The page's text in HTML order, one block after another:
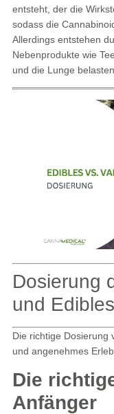
entsteht, der die
sodass die
Allerdings entstehen
Nebenprodukte wie
und die Lunge
Dosierung
und Edibles
Die richtige Dosierung
und angenehmes
Die
Anfänger